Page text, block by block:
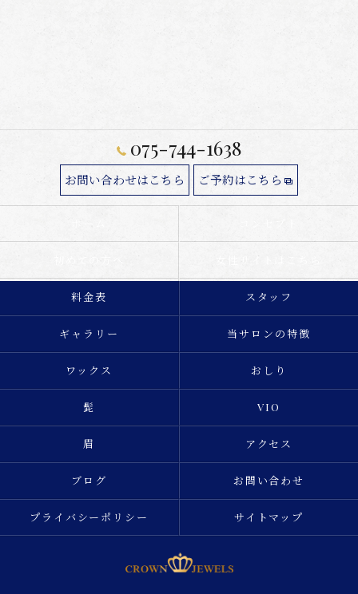
075-744-1638
お問い合わせはこちら ご予約はこちら
女性サイトはこちら
料金表 スタッフ
ギャラリー 当サロンの特徴
ワックス おしり
髭 VIO
眉 アクセス
ブログ お問い合わせ
プライバシーポリシー サイトマップ